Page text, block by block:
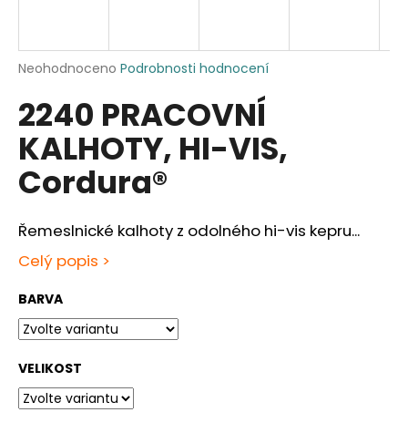
Průměrné
produktu
je
0,0
5
hvězdiček.
Neohodnoceno Podrobnosti hodnocení
2240 PRACOVNÍ
KALHOTY, HI-VIS,
Cordura®
Řemeslnické kalhoty z odolného hi-vis kepru...
Celý popis >
BARVA
VELIKOST
j
í
?
D
o
p
r
u
č